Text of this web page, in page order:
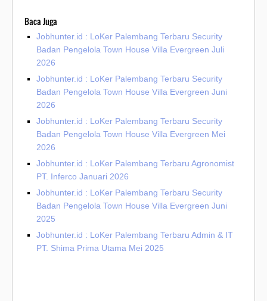
Baca Juga
Jobhunter.id : LoKer Palembang Terbaru Security
Badan Pengelola Town House Villa Evergreen Juli
2026
Jobhunter.id : LoKer Palembang Terbaru Security
Badan Pengelola Town House Villa Evergreen Juni
2026
Jobhunter.id : LoKer Palembang Terbaru Security
Badan Pengelola Town House Villa Evergreen Mei
2026
Jobhunter.id : LoKer Palembang Terbaru Agronomist
PT. Inferco Januari 2026
Jobhunter.id : LoKer Palembang Terbaru Security
Badan Pengelola Town House Villa Evergreen Juni
2025
Jobhunter.id : LoKer Palembang Terbaru Admin & IT
PT. Shima Prima Utama Mei 2025